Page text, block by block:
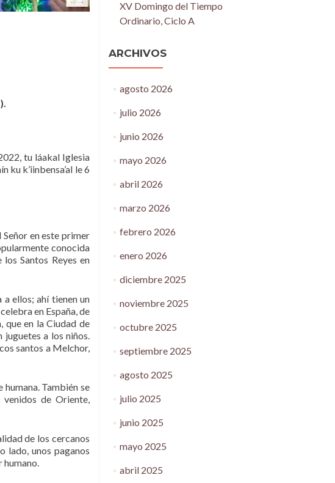
2022, tu láakal Iglesia
ku k’iinbensa’al le 6
en este primer
conocida
Santos Reyes en
a ellos; ahí tienen un
en España, de
que en la Ciudad de
juguetes a los niños.
santos a Melchor,
humana. También se
de Oriente,
de los cercanos
lado, unos paganos
humano.
XV Domingo del Tiempo
Ordinario, Ciclo A
ARCHIVOS
agosto 2026
julio 2026
junio 2026
mayo 2026
abril 2026
marzo 2026
febrero 2026
enero 2026
diciembre 2025
noviembre 2025
octubre 2025
septiembre 2025
agosto 2025
julio 2025
junio 2025
mayo 2025
abril 2025